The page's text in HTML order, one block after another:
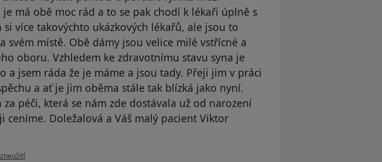
má obě moc rád a to se pak chodí k lékaři úplně s
více takovýchto ukázkových lékařů, ale jsou to
svém místě. Obě dámy jsou velice milé vstřícné a
oboru. Vzhledem ke zdravotnímu stavu syna je
a jsem ráda že je máme a jsou tady. Přeji jim v práci
a ať je jim oběma stále tak blízká jako nyní.
za péči, která se nám zde dostávala už od narození
ceníme. Doležalová a Váš malý pacient Viktor
uživatele Pacient